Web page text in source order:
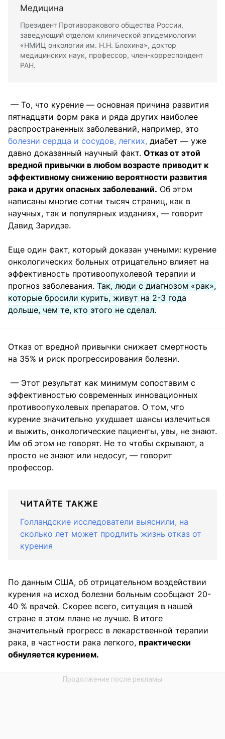
Медицина
Президент Противоракового общества России,
заведующий отделом клинической эпидемиологии
«НМИЦ онкологии им. Н.Н. Блохина», доктор
медицинских наук, профессор, член-корреспондент
РАН.
— То, что курение — основная причина развития
пятнадцати форм рака и ряда других наиболее
распространенных заболеваний, например, это
болезни сердца и сосудов, легких, диабет — уже
давно доказанный научный факт. Отказ от этой
вредной привычки в любом возрасте приводит к
эффективному снижению вероятности развития
рака и других опасных заболеваний. Об этом
написаны многие сотни тысяч страниц, как в
научных, так и популярных изданиях, — говорит
Давид Заридзе.
Еще один факт, который доказан учеными: курение
онкологических больных отрицательно влияет на
эффективность противоопухолевой терапии и
прогноз заболевания. Так, люди с диагнозом «рак»,
которые бросили курить, живут на 2-3 года
дольше, чем те, кто этого не сделал.
Отказ от вредной привычки снижает смертность
на 35% и риск прогрессирования болезни.
— Этот результат как минимум сопоставим с
эффективностью современных инновационных
противоопухолевых препаратов. О том, что
курение значительно ухудшает шансы излечиться
и выжить, онкологические пациенты, увы, не знают.
Им об этом не говорят. Не то чтобы скрывают, а
просто не знают или недосуг, — говорит
профессор.
ЧИТАЙТЕ ТАКЖЕ
Голландские исследователи выяснили, на
сколько лет может продлить жизнь отказ от
курения
По данным США, об отрицательном воздействии
курения на исход болезни больным сообщают 20-
40 % врачей. Скорее всего, ситуация в нашей
стране в этом плане не лучше. В итоге
значительный прогресс в лекарственной терапии
рака, в частности рака легкого, практически
обнуляется курением.